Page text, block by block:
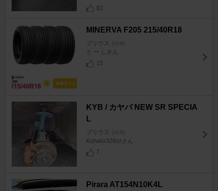
82
MINERVA F205 215/40R18
プリウス [30系]
と ー しさん
15
KYB / カヤバ NEW SR SPECIA
L
プリウス [30系]
Koharu329zzさん
7
Pirara AT154N10K4L